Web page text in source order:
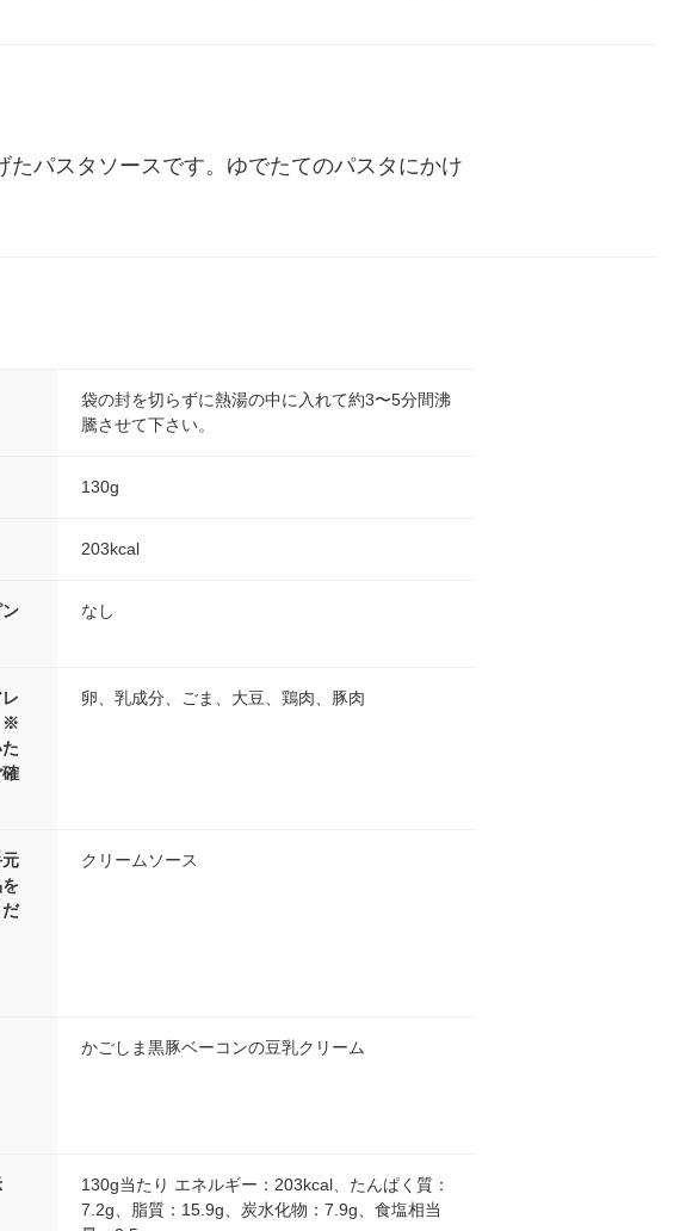
パスタソースです。ゆでたてのパスタにかけ
袋の封を切らずに熱湯の中に入れて約3〜5分間沸
騰させて下さい。
130g
203kcal
なし
※
卵、乳成分、ごま、大豆、鶏肉、豚肉
クリームソース
かごしま黒豚ベーコンの豆乳クリーム
130g当たり エネルギー：203kcal、たんぱく質：
7.2g、脂質：15.9g、炭水化物：7.9g、食塩相当